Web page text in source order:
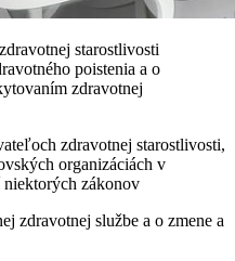
starostlivosti
poistenia a o
zdravotnej
zdravotnej starostlivosti,
organizáciách v
niektorých zákonov
zdravotnej službe a o zmene a